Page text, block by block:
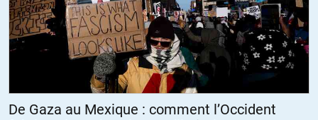
De Gaza au Mexique : comment l’Occident